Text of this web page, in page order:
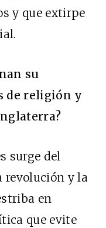
y que extirpe
su
de religión y
surge del
revolución y la
en
que evite